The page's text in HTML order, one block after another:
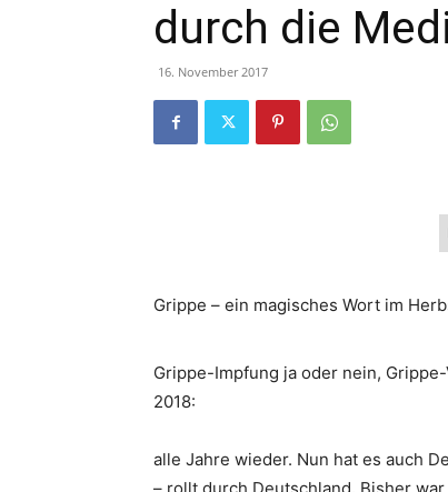
durch die
16. November 2017
Grippe – ein magisches Wort im
Grippe-Impfung ja oder nein,
2018:
alle Jahre wieder. Nun hat es auch